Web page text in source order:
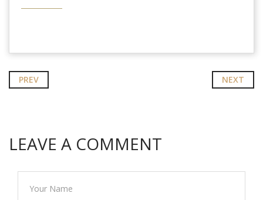
PREV NEXT
LEAVE A COMMENT